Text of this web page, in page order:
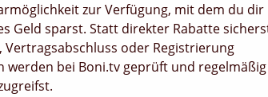
zur Verfügung, mit dem du dir
Geld sparst. Statt direkter Rabatte
oder Registrierung
werden bei Boni.tv geprüft und regelmäßig